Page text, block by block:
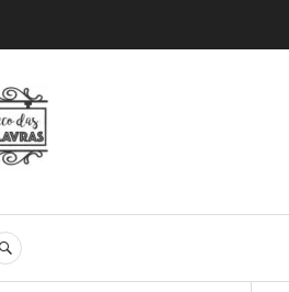
das Palavras
SEARCH